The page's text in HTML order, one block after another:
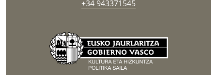
+34 943371545